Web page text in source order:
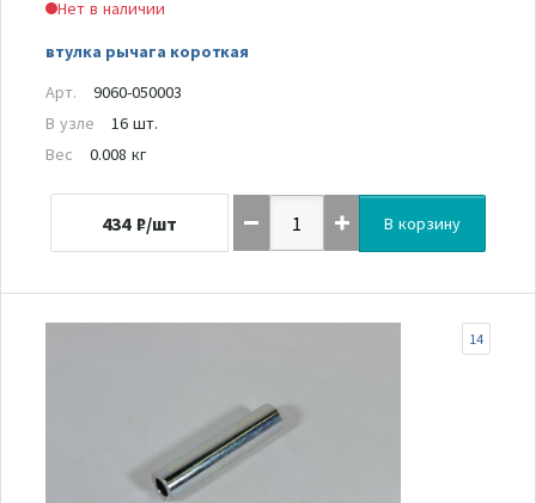
Нет в наличии
втулка рычага короткая
Арт.
9060-050003
В узле
16 шт.
Вес
0.008 кг
434 ₽/шт В корзину
14